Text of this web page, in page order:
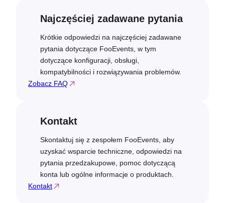
Najczęściej zadawane pytania
Krótkie odpowiedzi na najczęściej zadawane
pytania dotyczące FooEvents, w tym
dotyczące konfiguracji, obsługi,
kompatybilności i rozwiązywania problemów.
Zobacz FAQ
Kontakt
Skontaktuj się z zespołem FooEvents, aby
uzyskać wsparcie techniczne, odpowiedzi na
pytania przedzakupowe, pomoc dotyczącą
konta lub ogólne informacje o produktach.
Kontakt